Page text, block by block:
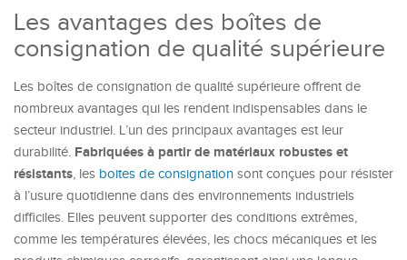
Les avantages des boîtes de
consignation de qualité supérieure
Les boîtes de consignation de qualité supérieure offrent de
nombreux avantages qui les rendent indispensables dans le
secteur industriel. L’un des principaux avantages est leur
durabilité. Fabriquées à partir de matériaux robustes et
résistants, les boites de consignation sont conçues pour résister
à l’usure quotidienne dans des environnements industriels
difficiles. Elles peuvent supporter des conditions extrêmes,
comme les températures élevées, les chocs mécaniques et les